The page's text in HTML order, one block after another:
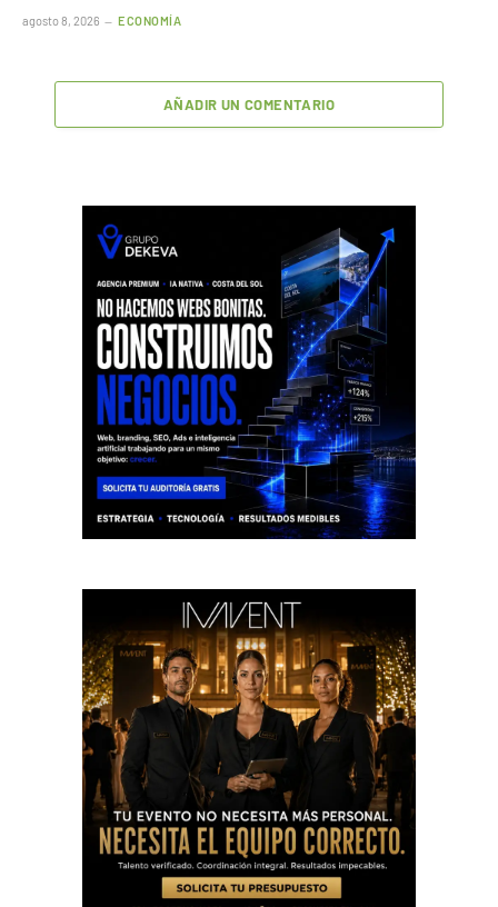
agosto 8, 2026 ECONOMÍA
AÑADIR UN COMENTARIO